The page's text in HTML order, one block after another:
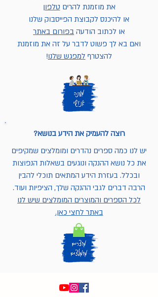
את מוזמנת להרים טלפון
או להיכנס לקבוצת הפייסבוק שלנו
או לכתוב הודעה בפורום באתר
ואם בא לך פשוט לדבר על זה את מוזמנת
להצטרף למפגש שלנו!
רוצה להעמיק את הידע בנושא?
יש לנו כמה ספרים נהדרים ומומלצים שמקיפים
את כל נושא ההנקה ונוגעים בשאלות הנפוצות
ובכלל. בעזרת הידע המתאים תוכלי להבין
הרבה דברים לגבי ההנקה שלך, הציפיות ועוד.
לכל הספרים והמוצרים המומלצים שיש לנו
באתר לחצי כאן.